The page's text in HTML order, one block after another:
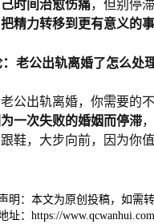
时间治愈伤痛，但别停
把精力转移到更有意义的
老公出轨离婚了怎么处理
公出轨离婚，你需要的
一次失败的婚姻而停滞
鞋，大步向前，因为你
明：本文为原创投稿，如需
址：https://